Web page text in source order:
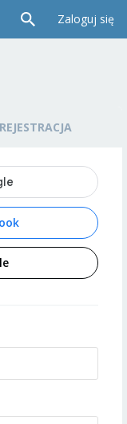
Zaloguj się
REJESTRACJA